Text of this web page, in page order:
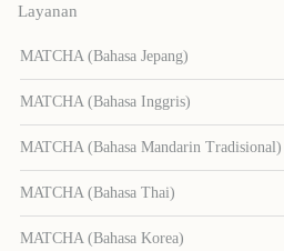
Layanan
MATCHA (Bahasa Jepang)
MATCHA (Bahasa Inggris)
MATCHA (Bahasa Mandarin Tradisional)
MATCHA (Bahasa Thai)
MATCHA (Bahasa Korea)